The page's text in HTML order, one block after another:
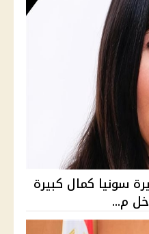
سونيا كمال كبيرة
م...